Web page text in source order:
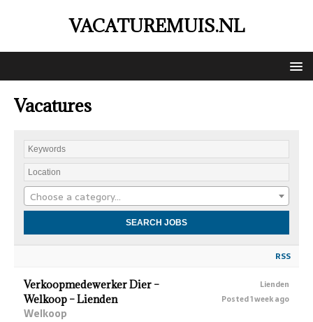
VACATUREMUIS.NL
Vacatures
Choose a category…
RSS
Verkoopmedewerker Dier –
Welkoop – Lienden
Welkoop
Lienden
Posted 1 week ago